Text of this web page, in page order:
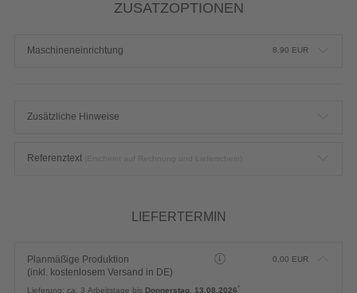
ZUSATZOPTIONEN
Maschineneinrichtung 8,90 EUR
Zusätzliche Hinweise
Referenztext
LIEFERTERMIN
Planmäßige Produktion
(inkl. kostenlosem Versand in DE)
0,00 EUR
Lieferung: ca. 3 Arbeitstage bis Donnerstag, 13.08.2026*